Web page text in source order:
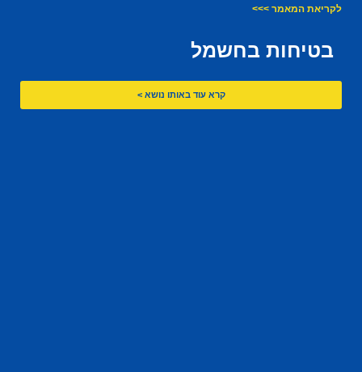
לקריאת המאמר >>>
בטיחות בחשמל
קרא עוד באותו נושא >